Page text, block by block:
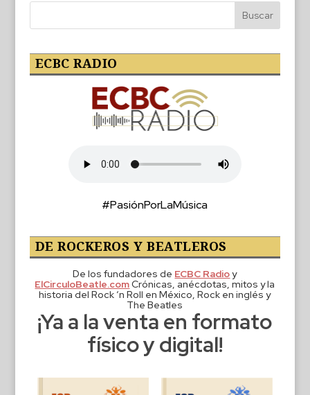
ECBC RADIO
#PasiónPorLaMúsica
DE ROCKEROS Y BEATLEROS
De los fundadores de ECBC Radioy
ElCirculoBeatle.comCrónicas, anécdotas, mitos y la
historia del Rock ‘n Roll en México, Rock en inglés y
The Beatles
¡Ya a la venta en formato
físico y digital!